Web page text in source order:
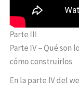
Parte III
Parte IV – Qué son
cómo construirlos
En la parte IV del